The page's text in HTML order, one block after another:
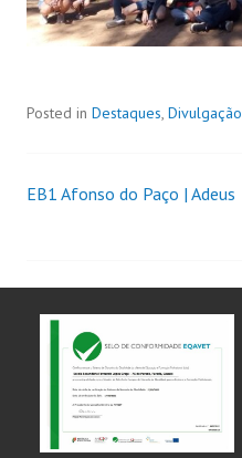
Posted in Destaques, Divulgação
EB1 Afonso do Paço | Adeus